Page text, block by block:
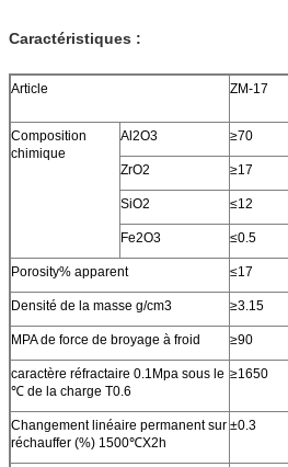
Caractéristiques :
Article ZM-17
Composition
chimique
Al2O3 ≥70
ZrO2 ≥17
SiO2 ≤12
Fe2O3 ≤0.5
Porosity% apparent ≤17
Densité de la masse g/cm3 ≥3.15
MPA de force de broyage à froid ≥90
caractère réfractaire 0.1Mpa sous le
℃ de la charge T0.6
≥1650
Changement linéaire permanent sur
réchauffer (%) 1500℃X2h
±0.3